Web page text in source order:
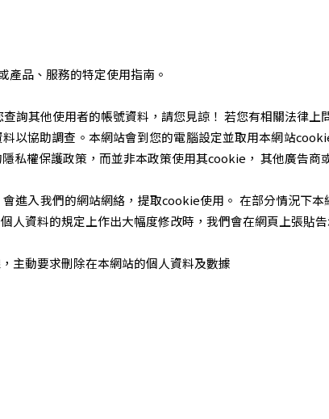
產品、服務的特定使用指南。
詢其他使用者的帳號資料，請您見諒！ 若您有相關法律
以協助調查。本網站會到您的電腦設定並取用本網站
私權保護政策，而並非本政策使用其cookie， 其他廣告商
進入我們的網站網絡，提取cookie使用。 在部分情況下
人資料的規定上作出大幅度修改時，我們會在網頁上張貼
主動要求刪除在本網站的個人資料及數據